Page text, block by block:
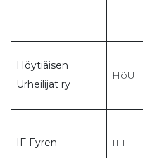
Höytiäisen
Urheilijat ry
HöU
IF Fyren IFF